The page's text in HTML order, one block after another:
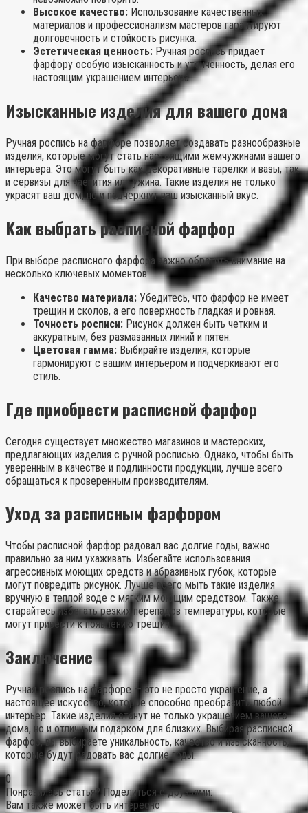
Высокое качество: Использование качественных
материалов и профессионализм мастеров гарантируют
долговечность и стойкость рисунка.
Эстетическая ценность: Ручная роспись придает
фарфору особую изысканность и утонченность, делая его
настоящим украшением интерьера.
Изысканные изделия для вашего дома
Ручная роспись на фарфоре позволяет создавать разнообразные
изделия, которые могут стать настоящими жемчужинами вашего
интерьера. Это могут быть как декоративные тарелки и вазы, так
и сервизы для чаепития или ужина. Такие изделия не только
украсят ваш дом, но и подчеркнут ваш изысканный вкус.
Как выбрать расписной фарфор
При выборе расписного фарфора важно обратить внимание на
несколько ключевых моментов:
Качество материала: Убедитесь, что фарфор не имеет
трещин и сколов, а его поверхность гладкая и ровная.
Точность росписи: Рисунок должен быть четким и
аккуратным, без размазанных линий и пятен.
Цветовая гамма: Выбирайте изделия, которые
гармонируют с вашим интерьером и подчеркивают его
стиль.
Где приобрести расписной фарфор
Сегодня существует множество магазинов и мастерских,
предлагающих изделия с ручной росписью. Однако, чтобы быть
уверенным в качестве и подлинности продукции, лучше всего
обращаться к проверенным производителям.
Уход за расписным фарфором
Чтобы расписной фарфор радовал вас долгие годы, важно
правильно за ним ухаживать. Избегайте использования
агрессивных моющих средств и абразивных губок, которые
могут повредить рисунок. Лучше всего мыть такие изделия
вручную в теплой воде с мягким моющим средством. Также
старайтесь избегать резких перепадов температуры, которые
могут привести к появлению трещин.
Заключение
Ручная роспись на фарфоре — это не просто украшение, а
настоящее искусство, которое способно преобразить любой
интерьер. Такие изделия станут не только украшением вашего
дома, но и отличным подарком для близких. Выбирая расписной
фарфор, вы выбираете уникальность, качество и изысканность,
которые будут радовать вас долгие годы.
0
Понравилась статья? Поделиться с друзьями:
Вам также может быть интересно